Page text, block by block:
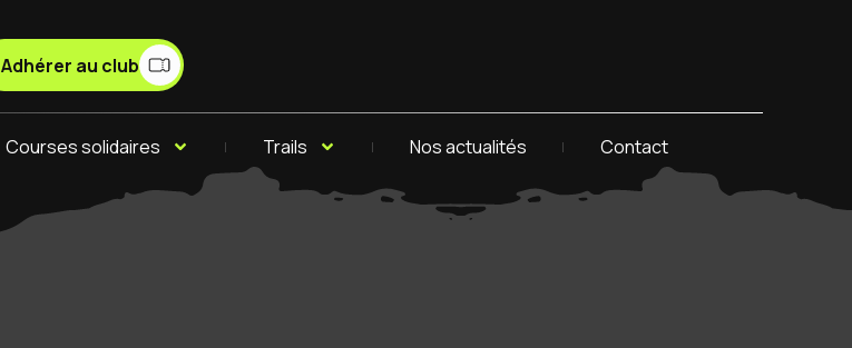
Adhérer au club
Courses solidaires Trails Nos actualités Contact